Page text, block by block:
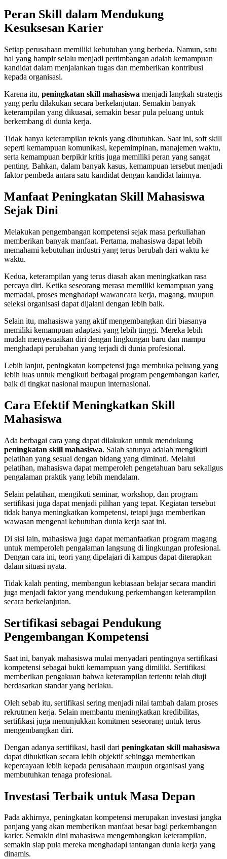
Peran Skill dalam Mendukung
Kesuksesan Karier
Setiap perusahaan memiliki kebutuhan yang berbeda. Namun, satu
hal yang hampir selalu menjadi pertimbangan adalah kemampuan
kandidat dalam menjalankan tugas dan memberikan kontribusi
kepada organisasi.
Karena itu, peningkatan skill mahasiswa menjadi langkah strategis
yang perlu dilakukan secara berkelanjutan. Semakin banyak
keterampilan yang dikuasai, semakin besar pula peluang untuk
berkembang di dunia kerja.
Tidak hanya keterampilan teknis yang dibutuhkan. Saat ini, soft skill
seperti kemampuan komunikasi, kepemimpinan, manajemen waktu,
serta kemampuan berpikir kritis juga memiliki peran yang sangat
penting. Bahkan, dalam banyak kasus, kemampuan tersebut menjadi
faktor pembeda antara satu kandidat dengan kandidat lainnya.
Manfaat Peningkatan Skill Mahasiswa
Sejak Dini
Melakukan pengembangan kompetensi sejak masa perkuliahan
memberikan banyak manfaat. Pertama, mahasiswa dapat lebih
memahami kebutuhan industri yang terus berubah dari waktu ke
waktu.
Kedua, keterampilan yang terus diasah akan meningkatkan rasa
percaya diri. Ketika seseorang merasa memiliki kemampuan yang
memadai, proses menghadapi wawancara kerja, magang, maupun
seleksi organisasi dapat dijalani dengan lebih baik.
Selain itu, mahasiswa yang aktif mengembangkan diri biasanya
memiliki kemampuan adaptasi yang lebih tinggi. Mereka lebih
mudah menyesuaikan diri dengan lingkungan baru dan mampu
menghadapi perubahan yang terjadi di dunia profesional.
Lebih lanjut, peningkatan kompetensi juga membuka peluang yang
lebih luas untuk mengikuti berbagai program pengembangan karier,
baik di tingkat nasional maupun internasional.
Cara Efektif Meningkatkan Skill
Mahasiswa
Ada berbagai cara yang dapat dilakukan untuk mendukung
peningkatan skill mahasiswa. Salah satunya adalah mengikuti
pelatihan yang sesuai dengan bidang yang diminati. Melalui
pelatihan, mahasiswa dapat memperoleh pengetahuan baru sekaligus
pengalaman praktik yang lebih mendalam.
Selain pelatihan, mengikuti seminar, workshop, dan program
sertifikasi juga dapat menjadi pilihan yang tepat. Kegiatan tersebut
tidak hanya meningkatkan kompetensi, tetapi juga memberikan
wawasan mengenai kebutuhan dunia kerja saat ini.
Di sisi lain, mahasiswa juga dapat memanfaatkan program magang
untuk memperoleh pengalaman langsung di lingkungan profesional.
Dengan cara ini, teori yang dipelajari di kampus dapat diterapkan
dalam situasi nyata.
Tidak kalah penting, membangun kebiasaan belajar secara mandiri
juga menjadi faktor yang mendukung perkembangan keterampilan
secara berkelanjutan.
Sertifikasi sebagai Pendukung
Pengembangan Kompetensi
Saat ini, banyak mahasiswa mulai menyadari pentingnya sertifikasi
kompetensi sebagai bukti kemampuan yang dimiliki. Sertifikasi
memberikan pengakuan bahwa keterampilan tertentu telah diuji
berdasarkan standar yang berlaku.
Oleh sebab itu, sertifikasi sering menjadi nilai tambah dalam proses
rekrutmen kerja. Selain membantu meningkatkan kredibilitas,
sertifikasi juga menunjukkan komitmen seseorang untuk terus
mengembangkan diri.
Dengan adanya sertifikasi, hasil dari peningkatan skill mahasiswa
dapat dibuktikan secara lebih objektif sehingga memberikan
kepercayaan lebih kepada perusahaan maupun organisasi yang
membutuhkan tenaga profesional.
Investasi Terbaik untuk Masa Depan
Pada akhirnya, peningkatan kompetensi merupakan investasi jangka
panjang yang akan memberikan manfaat besar bagi perkembangan
karier. Semakin dini mahasiswa mengembangkan keterampilan,
semakin siap pula mereka menghadapi tantangan dunia kerja yang
dinamis.